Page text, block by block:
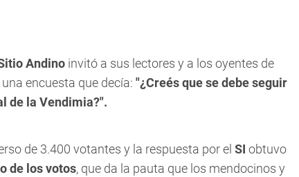
Andino invitó a sus lectores y a los oyentes de
encuesta que decía: "¿Creés que se debe seguir
de la Vendimia?".
de 3.400 votantes y la respuesta por el SI obtuvo
de los votos, que da la pauta que los mendocinos y